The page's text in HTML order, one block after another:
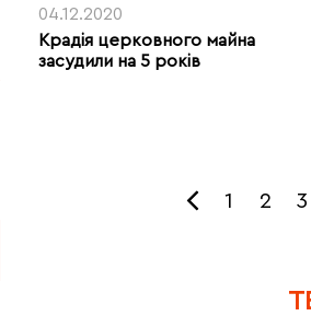
04.12.2020
Крадія церковного майна
засудили на 5 років
1 2 3